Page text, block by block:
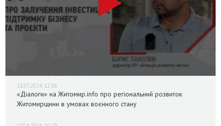
12.07.2024, 12:36
«Діалоги» на Житомир.info про регіональний розвиток
Житомирщини в умовах воєнного стану